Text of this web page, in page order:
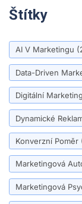
Štítky
AI V Marketingu
Data-Driven
Digitální Marketing
Dynamické
Konverzní Poměr
Marketingová
Marketingová